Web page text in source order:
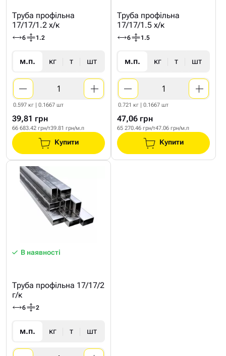
Труба профільна
17/17/1.2 х/к
6 1.2
м.п. кг т шт
0.597 кг | 0.1667 шт
39,81 грн
66 683.42 грн/т39.81 грн/м.п
Купити
Труба профільна
17/17/1.5 х/к
6 1.5
м.п. кг т шт
0.721 кг | 0.1667 шт
47,06 грн
65 270.46 грн/т47.06 грн/м.п
Купити
В наявності
Труба профільна 17/17/2
г/к
6 2
м.п. кг т шт